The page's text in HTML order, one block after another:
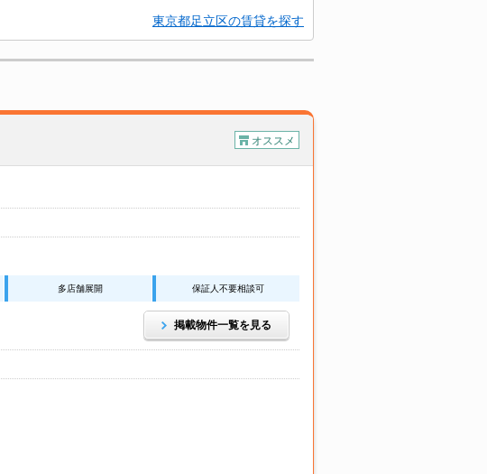
東京都足立区の賃貸を探す
オススメ
多店舗展開 保証人不要相談可
掲載物件一覧を見る